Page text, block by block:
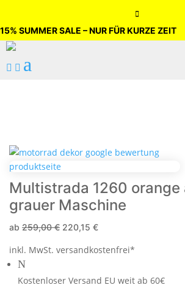

15% SUMMER SALE – NUR FÜR KURZE ZEIT
  a
Multistrada 1260 orange
grauer Maschine
ab 259,00€ 220,15 €
inkl. MwSt. versandkostenfrei*
N
Kostenloser Versand EU weit ab 60€